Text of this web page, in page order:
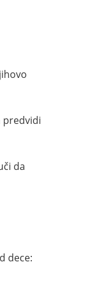
predvidi
da
dece: